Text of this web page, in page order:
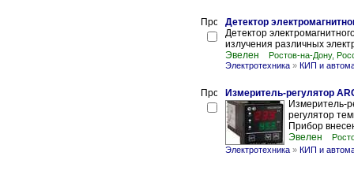
Детектор
Детектор
излучения различных
Эвелен
Ростов-на-Дону,
Электротехника » КИП и
Измеритель-регулятор
Измеритель-
регулятор
Прибор
Эвелен
Электротехника » КИП и